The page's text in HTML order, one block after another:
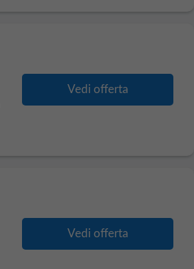
Vedi offerta
Vedi offerta